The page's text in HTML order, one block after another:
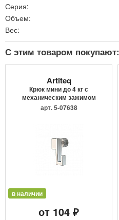
Серия:
Объем:
Вес:
С этим товаром покупают:
Artiteq
Крюк мини до 4 кг с
механическим зажимом
9.4205
арт. 5-07638
в наличии
от 104 ₽